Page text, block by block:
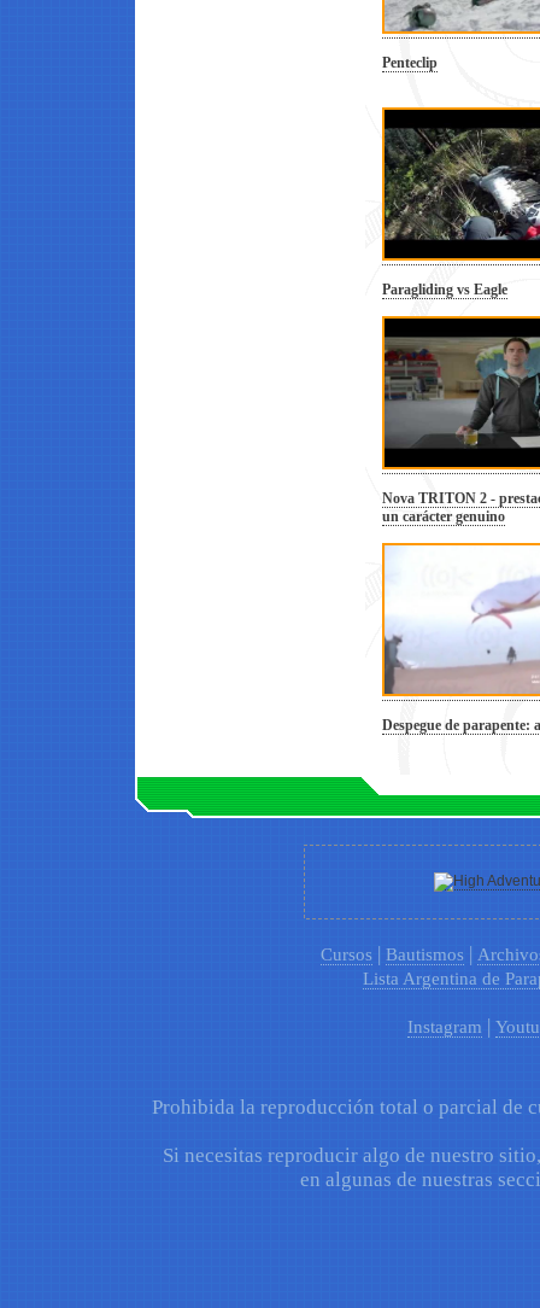
Penteclip
Paragliding vs Eagle
Nova TRITON 2 -
un carácter genuino
Despegue de parapente:
Cursos | Bautismos |
Lista Argentina de
Instagram |
Prohibida la reproducción total o parcial de
Si necesitas reproducir algo de nuestro
en algunas de nuestras